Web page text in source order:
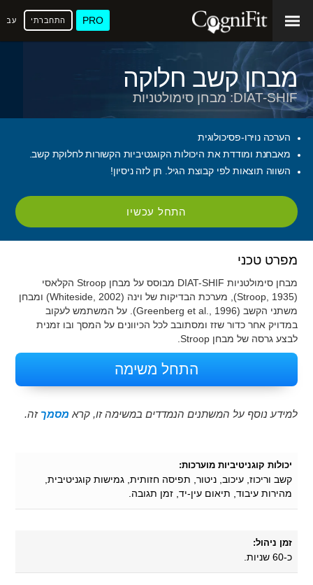
PRO התחברתי
מבחן קשב חלוקה
DIAT-SHIF: מבחן סימולטניות
הערכה נוירו-פסיכולוגית
מאבחנת ומודדת את היכולות הקוגנטיביות הקשורות לחלוקת קשב.
השווה תוצאות לפי קבוצת הגיל. תן לזה ניסיון!
התחל עכשיו
מפרט טכני
מבחן סימולטניות DIAT-SHIF מבוסס על מבחן Stroop הקלאסי
(Stroop, 1935), מערכת הבדיקות של וינה (Whiteside, 2002) ומבחן
משתני הקשב (Greenberg et al., 1996). על המשתמש לעקוב
במדויק אחר כדור שזז ומסתובב לכל הכיוונים על המסך ובו זמנית
לבצע גרסה של מבחן Stroop.
התחל משימה
למידע נוסף על המשתנים הנמדדים במשימה זו, קרא מסמך זה.
יכולות קוגניטיביות מוערכות:
קשב וריכוז, עיכוב, ניטור, תפיסה חזותית, גמישות קוגניטיבית,
מהירות עיבוד, תיאום עין-יד, זמן תגובה.
זמן ניהול:
כ-60 שניות.